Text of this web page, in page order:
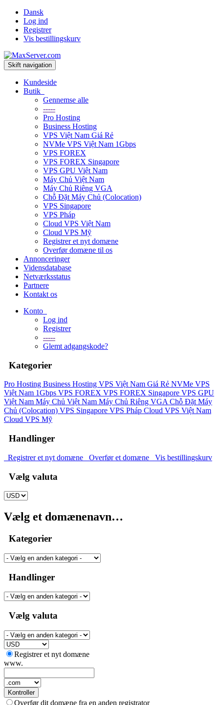
Dansk
Log ind
Registrer
Vis bestillingskurv
Skift navigation
Kundeside
Butik
Gennemse alle
-----
Pro Hosting
Business Hosting
VPS Việt Nam Giá Rẻ
NVMe VPS Việt Nam 1Gbps
VPS FOREX
VPS FOREX Singapore
VPS GPU Việt Nam
Máy Chủ Việt Nam
Máy Chủ Riêng VGA
Chỗ Đặt Máy Chủ (Colocation)
VPS Singapore
VPS Pháp
Cloud VPS Việt Nam
Cloud VPS Mỹ
Registrer et nyt domæne
Overfør domæne til os
Annonceringer
Vidensdatabase
Netværksstatus
Partnere
Kontakt os
Konto
Log ind
Registrer
-----
Glemt adgangskode?
Kategorier
Pro Hosting Business Hosting VPS Việt Nam Giá Rẻ NVMe VPS
Việt Nam 1Gbps VPS FOREX VPS FOREX Singapore VPS GPU
Việt Nam Máy Chủ Việt Nam Máy Chủ Riêng VGAChỗ Đặt Máy
Chủ (Colocation) VPS Singapore VPS Pháp Cloud VPS Việt Nam
Cloud VPS Mỹ
Handlinger
Registrer et nyt domæne Overfør et domæne Vis bestillingskurv
Vælg valuta
Vælg et domænenavn…
Kategorier
Handlinger
Vælg valuta
Registrer et nyt domæne
www.
Kontroller
Overfør dit domæne fra en anden registrator